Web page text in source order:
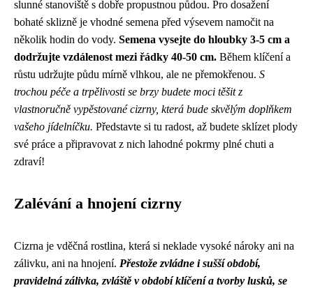
slunné stanoviště s dobře propustnou půdou. Pro dosažení
bohaté sklizně je vhodné semena před výsevem namočit na
několik hodin do vody. Semena vysejte do hloubky 3-5 cm a
dodržujte vzdálenost mezi řádky 40-50 cm. Během klíčení a
růstu udržujte půdu mírně vlhkou, ale ne přemokřenou. S
trochou péče a trpělivosti se brzy budete moci těšit z
vlastnoručně vypěstované cizrny, která bude skvělým doplňkem
vašeho jídelníčku. Představte si tu radost, až budete sklízet plody
své práce a připravovat z nich lahodné pokrmy plné chuti a
zdraví!
Zalévání a hnojení cizrny
Cizrna je vděčná rostlina, která si neklade vysoké nároky ani na
zálivku, ani na hnojení. Přestože zvládne i sušší období,
pravidelná zálivka, zvláště v období klíčení a tvorby lusků, se